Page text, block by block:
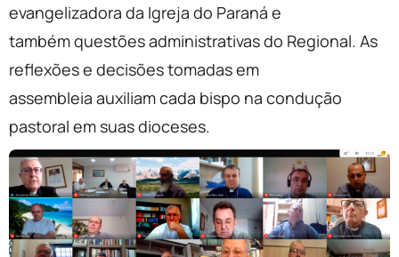
evangelizadora da Igreja do Paraná e
também questões administrativas do Regional. As
reflexões e decisões tomadas em
assembleia auxiliam cada bispo na condução
pastoral em suas dioceses.